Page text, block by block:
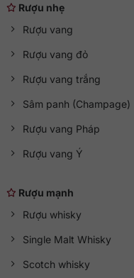
Rượu nhẹ
Rượu vang
Rượu vang đỏ
Rượu vang trắng
Sâm panh (Champage)
Rượu vang Pháp
Rượu vang Ý
Rượu mạnh
Rượu whisky
Single Malt Whisky
Scotch whisky